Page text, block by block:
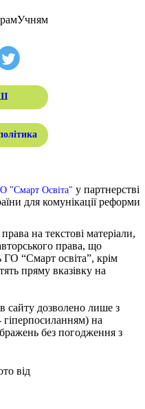
Учням
"Смарт Освіта" у партнерстві
для комунікації реформи
на текстові матеріали,
права, що
ГО “Смарт освіта”, крім
пряму вказівку на
сайту дозволено лише з
на
без погодження з
від